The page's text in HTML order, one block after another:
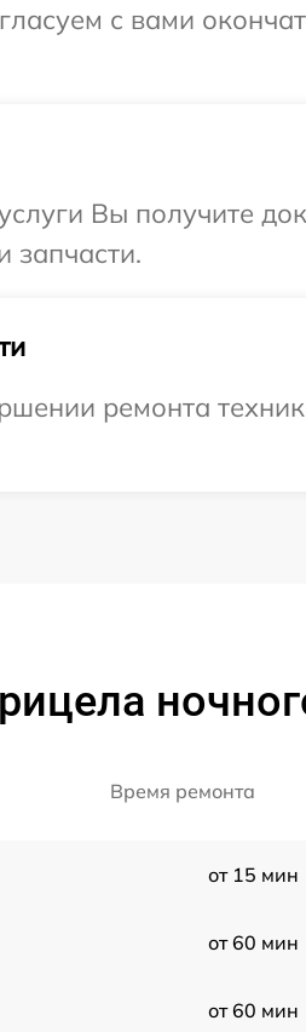
с вами
Вы получите
запчасти.
ремонта
Время ремонта
от 15 мин
от 60 мин
от 60 мин